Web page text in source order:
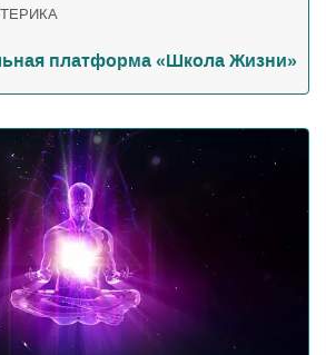
платформа «Школа Жизни»